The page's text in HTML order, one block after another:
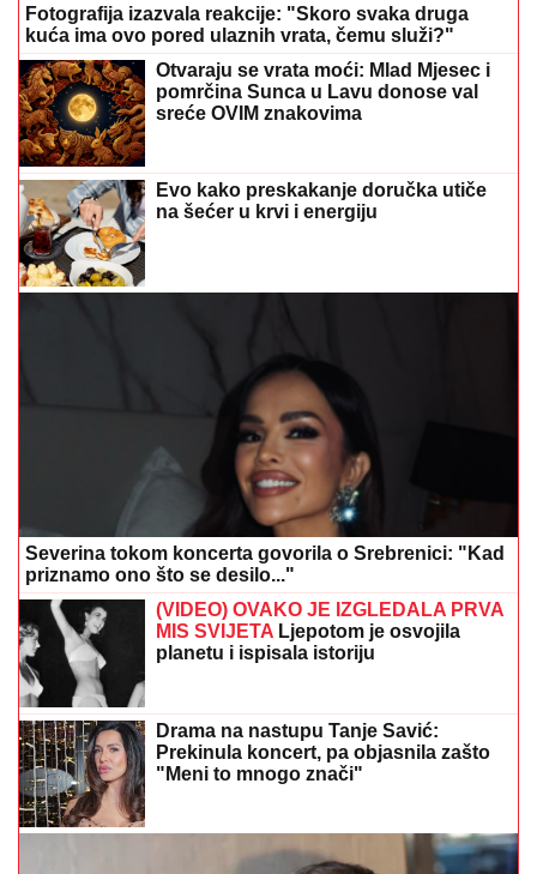
Fotografija izazvala reakcije: "Skoro svaka druga
kuća ima ovo pored ulaznih vrata, čemu služi?"
Otvaraju se vrata moći: Mlad Mjesec i
pomrčina Sunca u Lavu donose val
sreće OVIM znakovima
Evo kako preskakanje doručka utiče
na šećer u krvi i energiju
Severina tokom koncerta govorila o Srebrenici: "Kad
priznamo ono što se desilo..."
(VIDEO) OVAKO JE IZGLEDALA PRVA
MIS SVIJETA Ljepotom je osvojila
planetu i ispisala istoriju
Drama na nastupu Tanje Savić:
Prekinula koncert, pa objasnila zašto
"Meni to mnogo znači"